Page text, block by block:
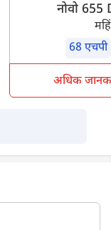
नोवो 655
68 एचपी
अधिक